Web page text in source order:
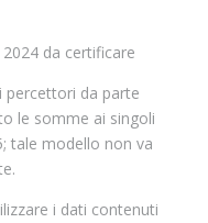
da certificare
percettori da parte
le somme ai singoli
tale modello non va
i dati contenuti